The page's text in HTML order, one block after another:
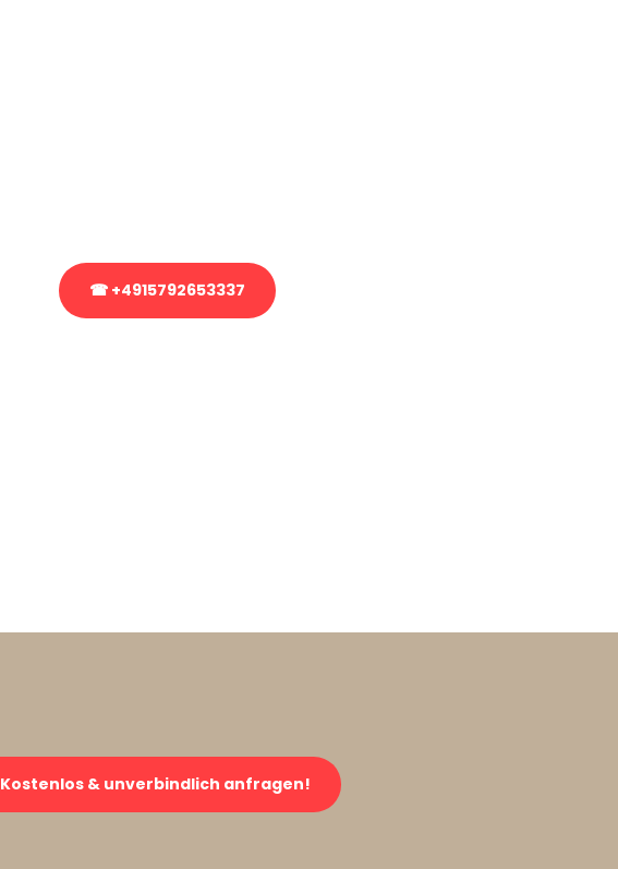
☎ +4915792653337
Kostenlos & unverbindlich anfragen!